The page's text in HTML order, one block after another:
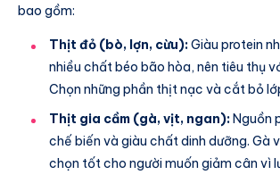
bao gồm:
Thịt đỏ (bò, lợn, cừu):Giàu protein
nhiều chất béo bão hòa, nên tiêu thụ
Chọn những phần thịt nạc và cắt bỏ
Thịt gia cầm (gà, vịt, ngan):Nguồn
chế biến và giàu chất dinh dưỡng. Gà
chọn tốt cho người muốn giảm cân vì